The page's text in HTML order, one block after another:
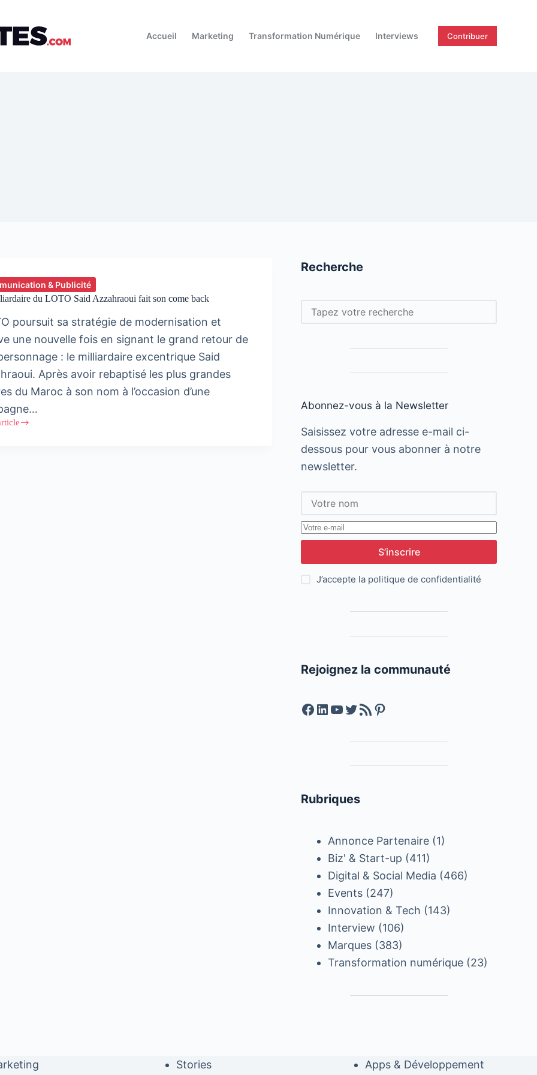
Accueil
Marketing Transformation Numérique Interviews Contribuer
& Publicité
du LOTO Said Azzahraoui fait son come back
poursuit sa stratégie de modernisation et
une nouvelle fois en signant le grand retour de
: le milliardaire excentrique Said
Après avoir rebaptisé les plus grandes
du Maroc à son nom à l’occasion d’une
Recherche
Rechercher
Abonnez-vous à la Newsletter
Saisissez votre adresse e-mail ci-
dessous pour vous abonner à notre
newsletter.
S’inscrire
J’accepte la politique de confidentialité
Rejoignez la communauté
Facebook
LinkedIn
YouTube
Twitter
Feed RSSPinterest
Rubriques
Annonce Partenaire (1)
Biz' & Start-up (411)
Digital & Social Media (466)
Events (247)
Innovation & Tech (143)
Interview (106)
Marques (383)
Transformation numérique (23)
Stories Apps & Développement